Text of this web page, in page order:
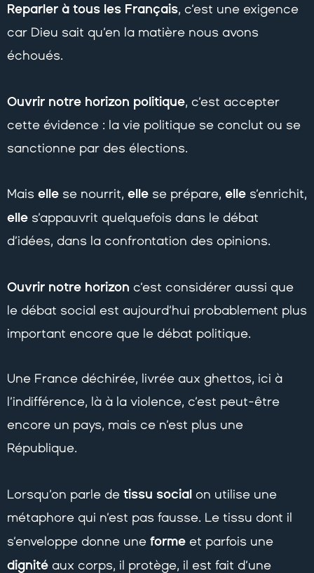
Reparler à tous les Français, c’est une exigence
car Dieu sait qu’en la matière nous avons
échoués.
Ouvrir notre horizon politique, c’est accepter
cette évidence : la vie politique se conclut ou se
sanctionne par des élections.
Mais elle se nourrit, elle se prépare, elle s’enrichit,
elle s’appauvrit quelquefois dans le débat
d’idées, dans la confrontation des opinions.
Ouvrir notre horizon c’est considérer aussi que
le débat social est aujourd’hui probablement plus
important encore que le débat politique.
Une France déchirée, livrée aux ghettos, ici à
l’indifférence, là à la violence, c’est peut-être
encore un pays, mais ce n’est plus une
République.
Lorsqu’on parle de tissu social on utilise une
métaphore qui n’est pas fausse. Le tissu dont il
s’enveloppe donne une forme et parfois une
dignité aux corps, il protège, il est fait d’une